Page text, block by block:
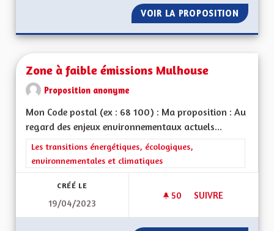
VOIR LA PROPOSITION VOIR
Zone à faible émissions Mulhouse
Proposition anonyme
Mon Code postal (ex : 68 100) : Ma proposition : Au
regard des enjeux environnementaux actuels...
Filtrer les résultats de la catégorie : Les transitions
Les transitions énergétiques, écologiques,
environnementales et climatiques
CRÉÉ LE
19/04/2023
50 50 ABONNÉS
SUIVRE